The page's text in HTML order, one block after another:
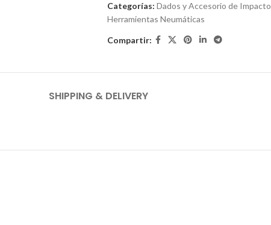
Categorías: Dados y Accesorio de Impacto
Herramientas Neumáticas
Compartir:
SHIPPING & DELIVERY